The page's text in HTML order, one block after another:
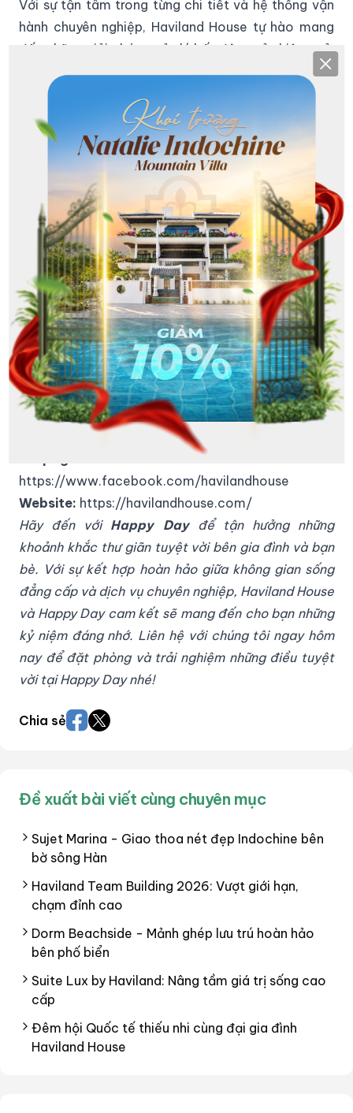
Với sự tận tâm trong từng chi tiết và hệ thống vận
hành chuyên nghiệp, Haviland House tự hào mang
đến những giải pháp quản lý bất động sản hiệu quả.
Đội ngũ chuyên gia của chúng tôi luôn nỗ lực không
ngừng để nâng tầm giá trị và tối ưu hóa lợi nhuận
cho các đối tác. Được đồng hành cùng quý khách
trong từng dự án là niềm vinh dự lớn lao.
Với sự tận tâm và chuyên nghiệp, Haviland House
luôn nỗ lực mang đến những giải pháp quản lý khách
sạn tối ưu cho đối tác
Thông tin liên hệ:
Hotline:1900 232343
Địa chỉ:193 Nguyễn Văn Linh, Hải Châu, Đà Nẵng
dichvukhachhang@havilandhouse.com
https://www.facebook.com/havilandhouse
Website: https://havilandhouse.com/
Hãy đến với Happy Dayđể tận hưởng những
khoảnh khắc thư giãn tuyệt vời bên gia đình và bạn
bè. Với sự kết hợp hoàn hảo giữa không gian sống
đẳng cấp và dịch vụ chuyên nghiệp, Haviland House
và Happy Day cam kết sẽ mang đến cho bạn những
kỷ niệm đáng nhớ. Liên hệ với chúng tôi ngay hôm
nay để đặt phòng và trải nghiệm những điều tuyệt
vời tại Happy Day nhé!
Chia sẻ
Đề xuất bài viết cùng chuyên mục
Sujet Marina - Giao thoa nét đẹp Indochine bên
bờ sông Hàn
Haviland Team Building 2026: Vượt giới hạn,
chạm đỉnh cao
Dorm Beachside - Mảnh ghép lưu trú hoàn hảo
bên phố biển
Suite Lux by Haviland: Nâng tầm giá trị sống cao
cấp
Đêm hội Quốc tế thiếu nhi cùng đại gia đình
Haviland House